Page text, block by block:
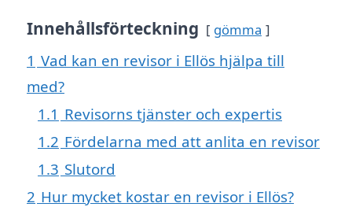
Innehållsförteckning gömma
1 Vad kan en revisor i Ellös hjälpa till
med?
1.1 Revisorns tjänster och expertis
1.2 Fördelarna med att anlita en revisor
1.3 Slutord
2 Hur mycket kostar en revisor i Ellös?